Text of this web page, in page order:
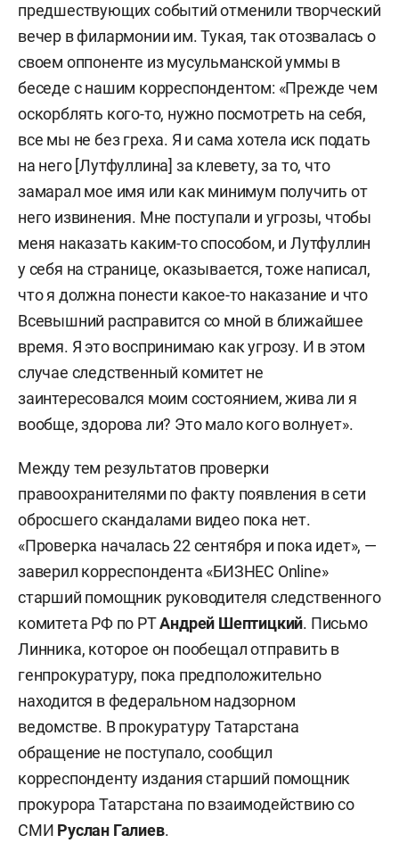
предшествующих событий отменили творческий
вечер в филармонии им. Тукая, так отозвалась о
своем оппоненте из мусульманской уммы в
беседе с нашим корреспондентом: «Прежде чем
оскорблять кого-то, нужно посмотреть на себя,
все мы не без греха. Я и сама хотела иск подать
на него [Лутфуллина] за клевету, за то, что
замарал мое имя или как минимум получить от
него извинения. Мне поступали и угрозы, чтобы
меня наказать каким-то способом, и Лутфуллин
у себя на странице, оказывается, тоже написал,
что я должна понести какое-то наказание и что
Всевышний расправится со мной в ближайшее
время. Я это воспринимаю как угрозу. И в этом
случае следственный комитет не
заинтересовался моим состоянием, жива ли я
вообще, здорова ли? Это мало кого волнует».
Между тем результатов проверки
правоохранителями по факту появления в сети
обросшего скандалами видео пока нет.
«Проверка началась 22 сентября и пока идет», —
заверил корреспондента «БИЗНЕС Online»
старший помощник руководителя следственного
комитета РФ по РТАндрей Шептицкий. Письмо
Линника, которое он пообещал отправить в
генпрокуратуру, пока предположительно
находится в федеральном надзорном
ведомстве. В прокуратуру Татарстана
обращение не поступало, сообщил
корреспонденту издания старший помощник
прокурора Татарстана по взаимодействию со
СМИ Руслан Галиев.